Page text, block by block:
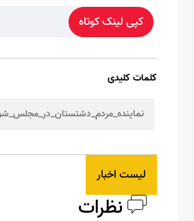
کپی لینک کوتاه
کلمات کلیدی
لیست اخبار
نظرات